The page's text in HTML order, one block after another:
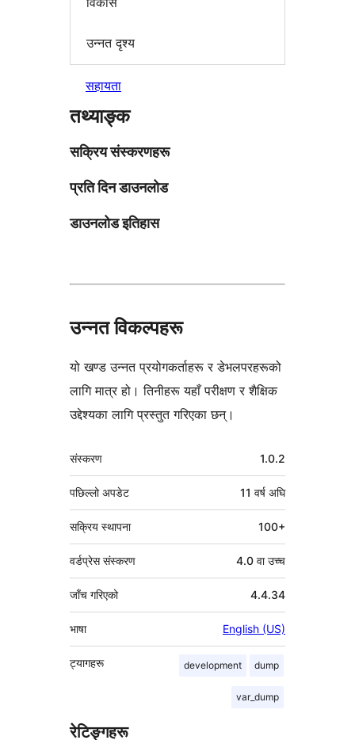
उन्नत दृश्य
सहायता
तथ्याङ्क
सक्रिय संस्करणहरू
प्रति दिन डाउनलोड
डाउनलोड इतिहास
उन्नत विकल्पहरू
यो खण्ड उन्नत प्रयोगकर्ताहरू र डेभलपरहरूको
लागि मात्र हो। तिनीहरू यहाँ परीक्षण र शैक्षिक
उद्देश्यका लागि प्रस्तुत गरिएका छन्।
मेटा
संस्करण 1.0.2
पछिल्लो अपडेट 11 वर्ष अघि
सक्रिय स्थापना 100+
वर्डप्रेस संस्करण 4.0 वा उच्च
जाँच गरिएको 4.4.34
भाषा English (US)
ट्यागहरू development dump
var_dump
रेटिङ्गहरू